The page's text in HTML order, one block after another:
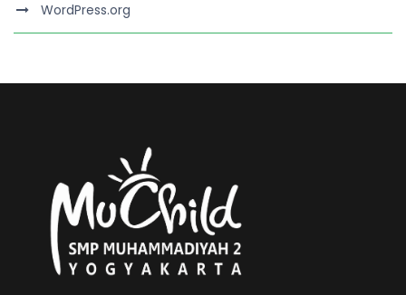
WordPress.org